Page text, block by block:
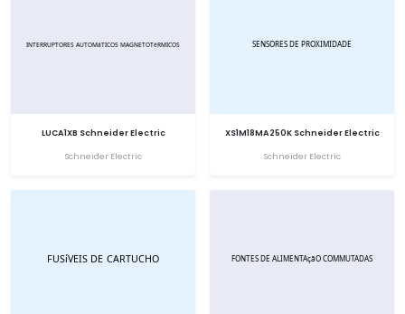
LUCA1XB Schneider Electric
Schneider Electric
XS1M18MA250K Schneider Electric
Schneider Electric